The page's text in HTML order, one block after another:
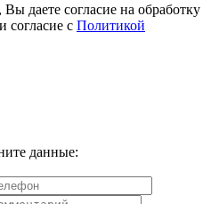
даете согласие на обработку
согласие с Политикой
данные: